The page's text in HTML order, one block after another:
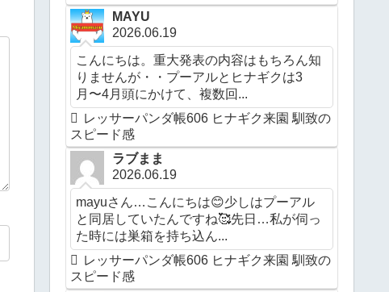
MAYU
2026.06.19
こんにちは。重大発表の内容はもちろん知
りませんが・・プーアルとヒナギクは3
月〜4月頭にかけて、複数回...
レッサーパンダ帳606 ヒナギク来園 馴致の
スピード感
ラブまま
2026.06.19
mayuさん…こんにちは😊少しはプーアル
と同居していたんですね🥰先日…私が伺っ
た時には巣箱を持ち込ん...
レッサーパンダ帳606 ヒナギク来園 馴致の
スピード感